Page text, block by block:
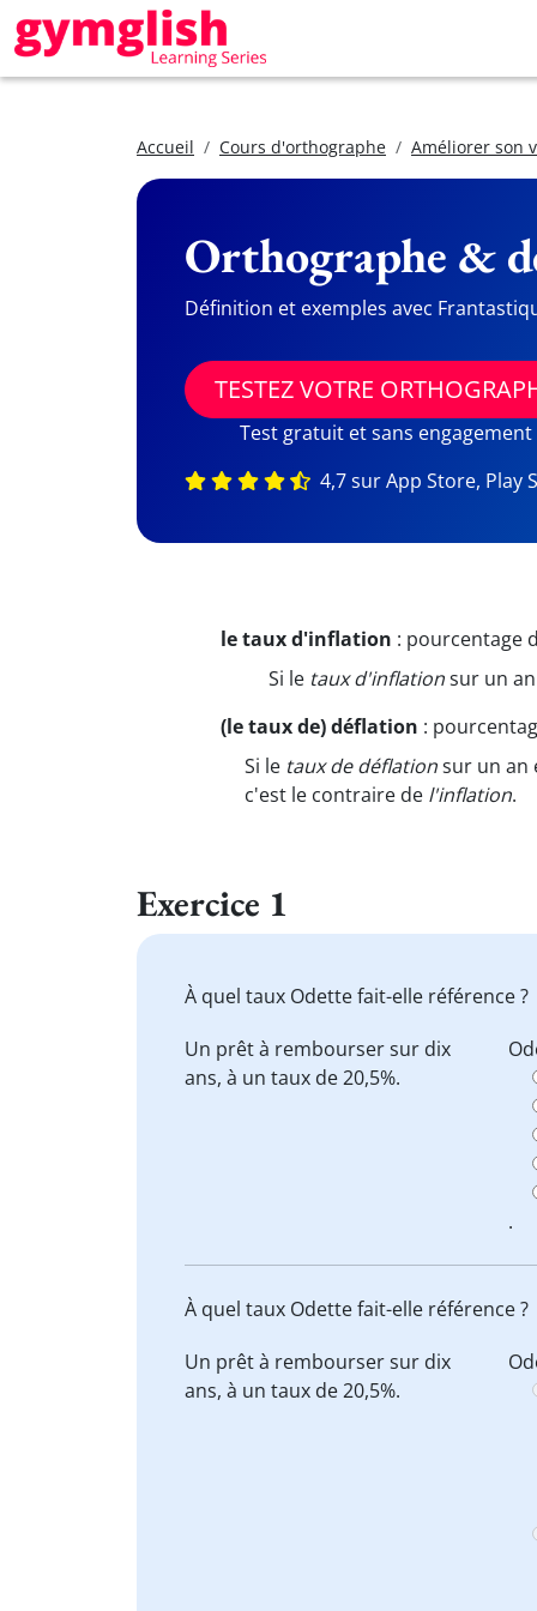
Accueil Cours d'orthographe Améliorer son
Orthographe &
Définition et exemples avec
TESTEZ VOTRE
Test gratuit et sans engagement
4,7 sur App Store, Play
le taux d'inflation : pourcentage
Si le taux d'inflationsur un
(le taux de) déflation :
Si le taux de déflationsur un an
c'est le contraire de l'inflation.
Exercice 1
À quel taux Odette fait-elle référence ?
Un prêt à rembourser sur dix
ans, à un taux de 20,5%.
.
À quel taux Odette fait-elle référence ?
Un prêt à rembourser sur dix
ans, à un taux de 20,5%.